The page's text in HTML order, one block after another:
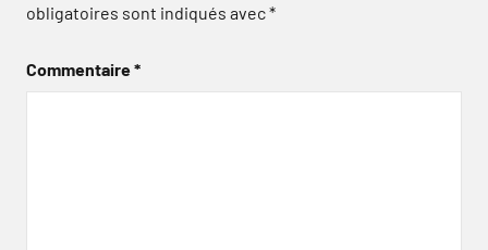
obligatoires sont indiqués avec*
Commentaire*